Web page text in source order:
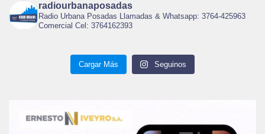
radiourbanaposadas
Radio Urbana Posadas Llamadas & Whatsapp: 3764-425963
Comercial Cel: 3764162393
Cargar Más Seguinos